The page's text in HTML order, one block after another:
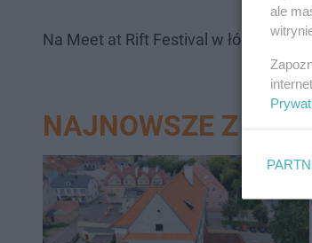
Na Meet at Rift Festival w łódzkim
NAJNOWSZE Z
ale